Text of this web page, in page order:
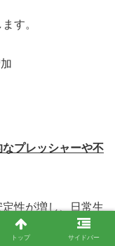
す。
プレッシャーや不
性が増し、日常生
とがあります。
トップ サイドバー